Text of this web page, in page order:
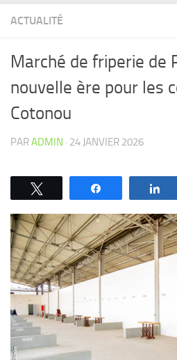
ACTUALITÉ
Marché de friperie de
nouvelle ère pour les
Cotonou
PARADMIN · 24 JANVIER 2026